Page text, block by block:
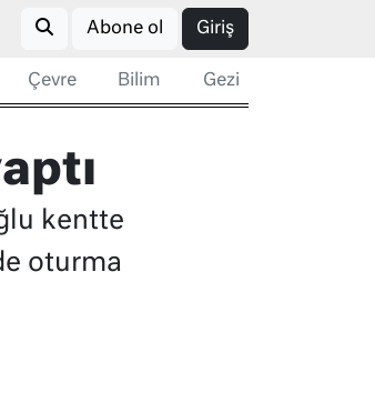
Abone ol Giriş
Çevre Bilim Gezi
kentte
oturma